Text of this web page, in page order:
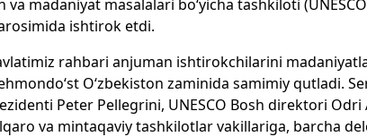
va madaniyat masalalari bo‘yicha tashkiloti
ishtirok etdi.
rahbari anjuman ishtirokchilarini
O‘zbekiston zaminida samimiy qutladi.
Peter Pellegrini, UNESCO Bosh direktori
va mintaqaviy tashkilotlar vakillariga, barcha